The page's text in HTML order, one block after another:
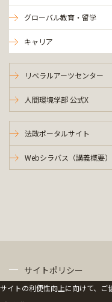
グローバル教育・留学
キャリア
リベラルアーツセンター
人間環境学部 公式X
法政ポータルサイト
Webシラバス（講義概要）
サイトポリシー
サイトの利便性向上に向けて、ご